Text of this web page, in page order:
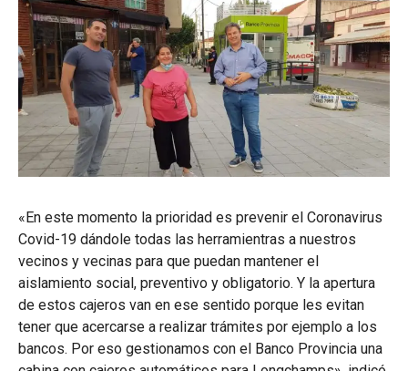
«En este momento la prioridad es prevenir el Coronavirus
Covid-19 dándole todas las herramientras a nuestros
vecinos y vecinas para que puedan mantener el
aislamiento social, preventivo y obligatorio. Y la apertura
de estos cajeros van en ese sentido porque les evitan
tener que acercarse a realizar trámites por ejemplo a los
bancos. Por eso gestionamos con el Banco Provincia una